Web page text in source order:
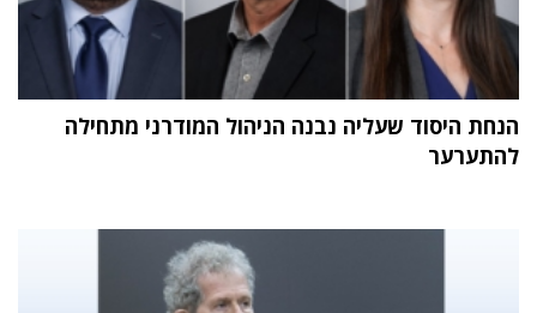
הנחת היסוד שעליה נבנה הניהול המודרני מתחילה
להתערער